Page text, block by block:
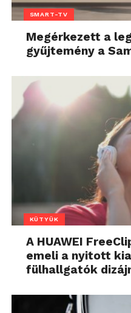
SMART-TV
Megérkezett a
gyűjtemény a
KÜTYÜK
A HUAWEI
emeli a nyitott
fülhallgatók